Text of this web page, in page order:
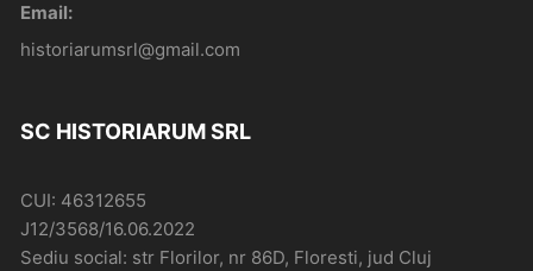
Email:
historiarumsrl@gmail.com
SC HISTORIARUM SRL
CUI: 46312655
J12/3568/16.06.2022
Sediu social: str Florilor, nr 86D, Floresti, jud Cluj